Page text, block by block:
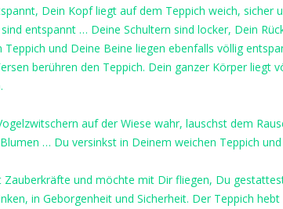
Dein Kopf liegt auf dem Teppich weich, sicher
entspannt … Deine Schultern sind locker, Dein
und Deine Beine liegen ebenfalls völlig
berühren den Teppich. Dein ganzer Körper liegt
auf der Wiese wahr, lauschst dem
… Du versinkst in Deinem weichen Teppich
Zauberkräfte und möchte mit Dir fliegen, Du
in Geborgenheit und Sicherheit. Der Teppich